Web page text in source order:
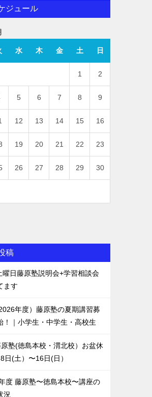
ジュール
水 木 金 土 日
1 2
5 6 7 8 9
12 13 14 15 16
19 20 21 22 23
26 27 28 29 30
稿
曜日藤原塾説明会+学習相談会
ます
年度）藤原塾の夏期講習募
！｜小学生・中学生・高校生
塾(徳島本校・渭北校）お盆休
日(土）〜16日(日）
度 藤原塾〜徳島本校〜講座の
況